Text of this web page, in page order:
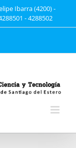
Ibarra (4200) -
- 4288502